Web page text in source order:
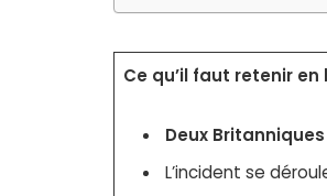
Ce qu’il faut retenir en
Deux Britanniques
L’incident se